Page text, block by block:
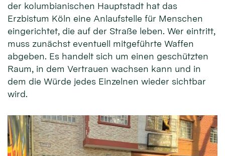
der kolumbianischen Hauptstadt hat das
Erzbistum Köln eine Anlaufstelle für Menschen
eingerichtet, die auf der Straße leben. Wer eintritt,
muss zunächst eventuell mitgeführte Waffen
abgeben. Es handelt sich um einen geschützten
Raum, in dem Vertrauen wachsen kann und in
dem die Würde jedes Einzelnen wieder sichtbar
wird.